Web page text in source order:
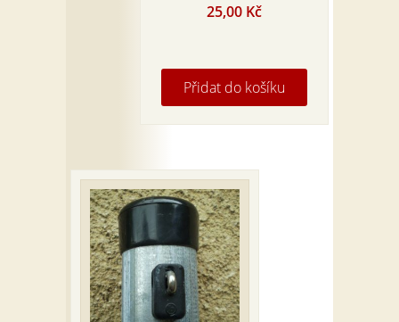
25,00 Kč
Přidat do košíku